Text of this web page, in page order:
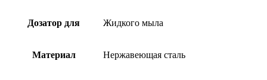
Дозатор для Жидкого мыла
Материал Нержавеющая сталь